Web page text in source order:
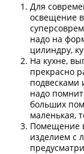
Для
освещение
надо на
цилиндру,
На кухне,
прекрасно
подвесками
надо
больших
маленькая,
Помещение
изделием с